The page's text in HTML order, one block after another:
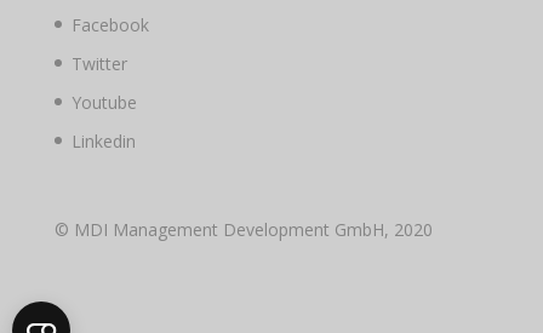
Facebook
Twitter
Youtube
Linkedin
© MDI Management Development GmbH, 2020